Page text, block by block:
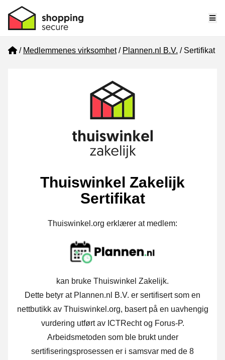
Home
Medlemmenes virksomhet Plannen.nl B.V. Sertifikat
Thuiswinkel Zakelijk
Sertifikat
Thuiswinkel.org erklærer at medlem:
kan bruke Thuiswinkel Zakelijk.
Dette betyr at Plannen.nl B.V. er sertifisert som en
nettbutikk av Thuiswinkel.org, basert på en uavhengig
vurdering utført av ICTRecht og Forus-P.
Arbeidsmetoden som ble brukt under
sertifiseringsprosessen er i samsvar med de 8